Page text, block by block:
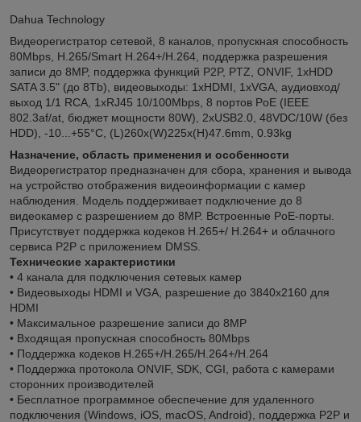
Dahua Technology
Видеорегистратор сетевой, 8 каналов, пропускная способность
80Mbps, H.265/Smart H.264+/H.264, поддержка разрешения
записи до 8MP, поддержка функций P2P, PTZ, ONVIF, 1xHDD
SATA 3.5" (до 8Tb), видеовыходы: 1xHDMI, 1xVGA, аудиовход/
выход 1/1 RCA, 1xRJ45 10/100Mbps, 8 портов PoE (IEEE
802.3af/at, бюджет мощности 80W), 2xUSB2.0, 48VDC/10W (без
HDD), -10...+55°C, (L)260x(W)225х(H)47.6mm, 0.93kg
Назначение, область применения и особенности
Видеорегистратор предназначен для сбора, хранения и вывода
на устройство отображения видеоинформации с камер
наблюдения. Модель поддерживает подключение до 8
видеокамер с разрешением до 8MP. Встроенные PoE-порты.
Присутствует поддержка кодеков H.265+/ H.264+ и облачного
сервиса P2P c приложением DMSS.
Технические характеристики
• 4 канала для подключения сетевых камер
• Видеовыходы HDMI и VGA, разрешение до 3840х2160 для
HDMI
• Максимальное разрешение записи до 8MP
• Входящая пропускная способность 80Mbps
• Поддержка кодеков H.265+/H.265/H.264+/H.264
• Поддeржка протокола ONVIF, SDK, CGI, работа с камерами
сторонних производителей
• Бесплатное программное обеспечение для удаленного
подключения (Windows, iOS, macOS, Android), поддержка P2P и